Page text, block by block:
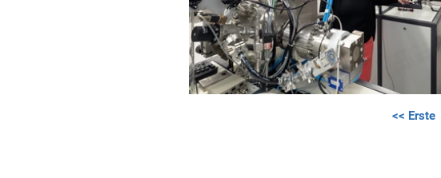
<< Erste